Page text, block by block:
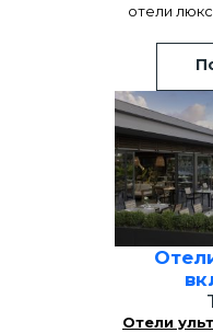
отели
Отели